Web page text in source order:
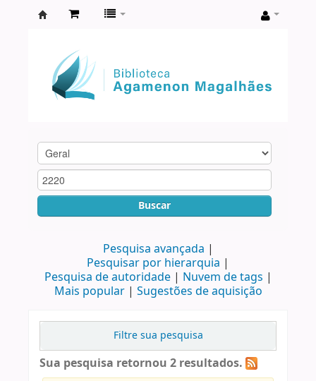
Agamenon
Magalhães
Buscar
Pesquisa avançada
Pesquisar por hierarquia
Pesquisa de autoridade
Nuvem de tags
Mais popular
Sugestões de aquisição
Filtre sua pesquisa
Sua pesquisa retornou 2 resultados.